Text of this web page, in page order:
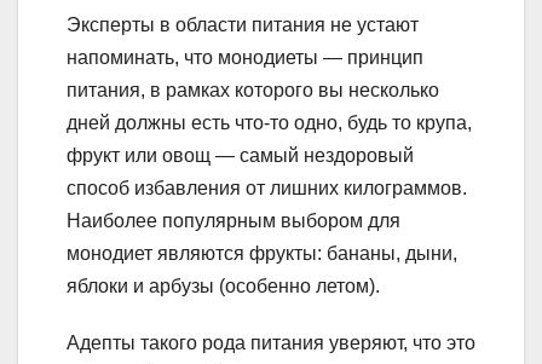
Эксперты в области питания не устают
напоминать, что монодиеты — принцип
питания, в рамках которого вы несколько
дней должны есть что-то одно, будь то крупа,
фрукт или овощ — самый нездоровый
способ избавления от лишних килограммов.
Наиболее популярным выбором для
монодиет являются фрукты: бананы, дыни,
яблоки и арбузы (особенно летом).
Адепты такого рода питания уверяют, что это